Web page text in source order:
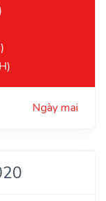
Ngày mai